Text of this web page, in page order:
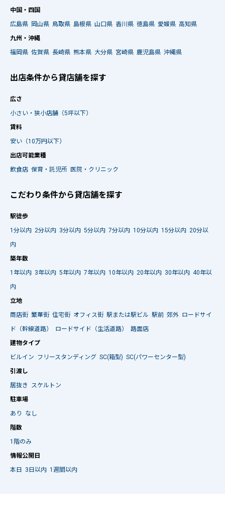
中国・四国
広島県 岡山県 鳥取県 島根県 山口県 香川県 徳島県 愛媛県 高知県
九州・沖縄
福岡県 佐賀県 長崎県 熊本県 大分県 宮崎県 鹿児島県 沖縄県
出店条件から貸店舗を探す
広さ
小さい・狭小店舗（5坪以下）
賃料
安い（10万円以下）
出店可能業種
飲食店 保育・託児所 医院・クリニック
こだわり条件から貸店舗を探す
駅徒歩
1分以内 2分以内 3分以内 5分以内 7分以内 10分以内 15分以内 20分以
内
築年数
1年以内 3年以内 5年以内 7年以内 10年以内 20年以内 30年以内 40年以
内
立地
商店街 繁華街 住宅街 オフィス街 駅または駅ビル 駅前 郊外 ロードサイ
ド（幹線道路）
ロードサイド（生活道路）
路面店
建物タイプ
ビルイン フリースタンディング SC(箱型) SC(パワーセンター型)
引渡し
居抜き
スケルトン
駐車場
あり
なし
階数
1階のみ
情報公開日
本日 3日以内 1週間以内